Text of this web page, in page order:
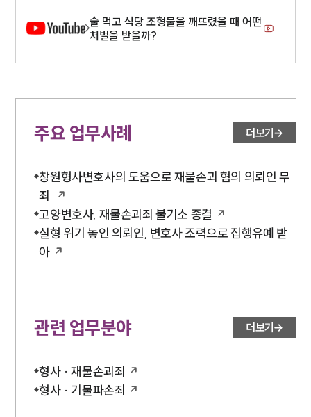
술 먹고 식당 조형물을 깨뜨렸을 때 어떤
처벌을 받을까?
주요 업무사례 더보기
창원형사변호사의 도움으로 재물손괴 혐의 의뢰인 무
죄
고양변호사, 재물손괴죄 불기소 종결
실형 위기 놓인 의뢰인, 변호사 조력으로 집행유예 받
아
관련 업무분야 더보기
형사 · 재물손괴죄
형사 · 기물파손죄